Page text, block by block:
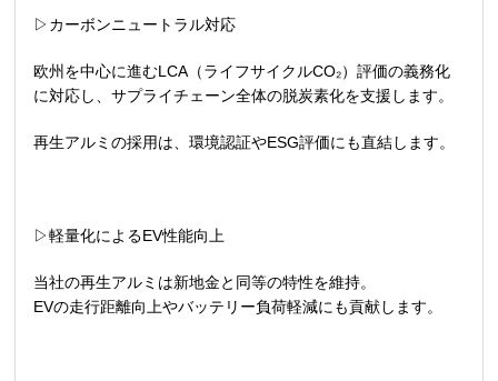
▷カーボンニュートラル対応
欧州を中心に進むLCA （ライフサイクルCO₂）評価の義務化
に対応し、サプライチェーン全体の脱炭素化を支援します。
再生アルミの採用は、環境認証やESG評価にも直結します。
▷軽量化によるEV性能向上
当社の再生アルミは新地金と同等の特性を維持。
EVの走行距離向上やバッテリー負荷軽減にも貢献します。